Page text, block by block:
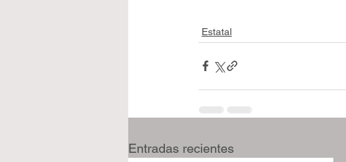
Estatal
Entradas recientes